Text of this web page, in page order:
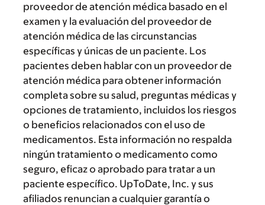
proveedor de atención médica basado en el
examen y la evaluación del proveedor de
atención médica de las circunstancias
específicas y únicas de un paciente. Los
pacientes deben hablar con un proveedor de
atención médica para obtener información
completa sobre su salud, preguntas médicas y
opciones de tratamiento, incluidos los riesgos
o beneficios relacionados con el uso de
medicamentos. Esta información no respalda
ningún tratamiento o medicamento como
seguro, eficaz o aprobado para tratar a un
paciente específico. UpToDate, Inc. y sus
afiliados renuncian a cualquier garantía o